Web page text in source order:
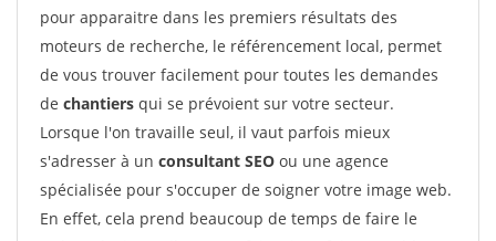
pour apparaitre dans les premiers résultats des
moteurs de recherche, le référencement local, permet
de vous trouver facilement pour toutes les demandes
de chantiers qui se prévoient sur votre secteur.
Lorsque l'on travaille seul, il vaut parfois mieux
s'adresser à un consultant SEO ou une agence
spécialisée pour s'occuper de soigner votre image web.
En effet, cela prend beaucoup de temps de faire le